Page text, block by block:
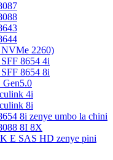
2260)
8654 4i
8654 8i
4i
8i
8i zenye umbo la chini
8I 8X
E SAS HD zenye pini